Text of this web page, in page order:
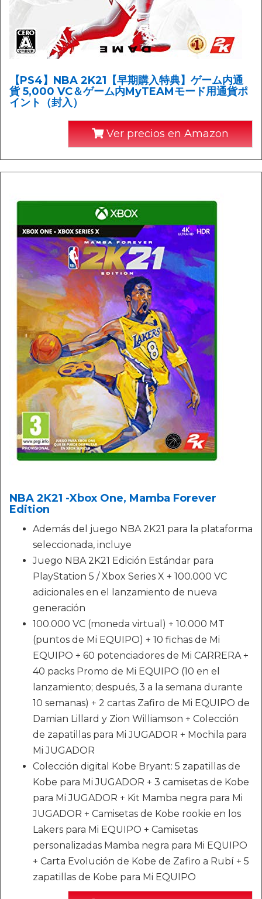
【PS4】NBA 2K21【早期購入特典】ゲーム内通
貨 5,000 VC＆ゲーム内MyTEAMモード用通貨ポ
イント（封入）
Ver precios en Amazon
NBA 2K21 -Xbox One, Mamba Forever
Edition
Además del juego NBA 2K21 para la plataforma
seleccionada, incluye
Juego NBA 2K21 Edición Estándar para
PlayStation 5 / Xbox Series X + 100.000 VC
adicionales en el lanzamiento de nueva
generación
100.000 VC (moneda virtual) + 10.000 MT
(puntos de Mi EQUIPO) + 10 fichas de Mi
EQUIPO + 60 potenciadores de Mi CARRERA +
40 packs Promo de Mi EQUIPO (10 en el
lanzamiento; después, 3 a la semana durante
10 semanas) + 2 cartas Zafiro de Mi EQUIPO de
Damian Lillard y Zion Williamson + Colección
de zapatillas para Mi JUGADOR + Mochila para
Mi JUGADOR
Colección digital Kobe Bryant: 5 zapatillas de
Kobe para Mi JUGADOR + 3 camisetas de Kobe
para Mi JUGADOR + Kit Mamba negra para Mi
JUGADOR + Camisetas de Kobe rookie en los
Lakers para Mi EQUIPO + Camisetas
personalizadas Mamba negra para Mi EQUIPO
+ Carta Evolución de Kobe de Zafiro a Rubí + 5
zapatillas de Kobe para Mi EQUIPO